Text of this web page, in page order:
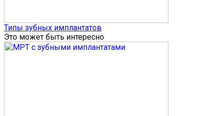
Типы зубных имплантатов
Это может быть интересно